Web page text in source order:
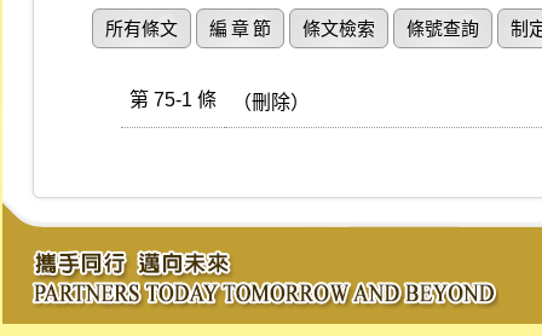
所有條文 編 章 節 條文檢索 條號查詢 制
第 75-1 條 （刪除）